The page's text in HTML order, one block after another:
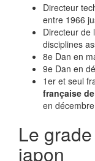
Directeur
entre 1966
Directeur de
disciplines
8e Dan en
9e Dan en
1er et seul
française
en
Le
japon